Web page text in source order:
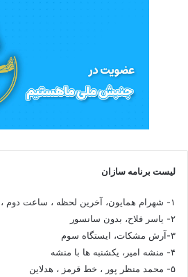
لیست برنامه سازان
۱- شهرام همایون، آخرین لحظه ، ساعت دوم ، شبانه
۲- یاسر فلاح، بدون سانسور
۳-آرش مشکات، ایستگاه سوم
۴- منشه امیر، یکشنبه ها با منشه
۵- محمد منظر پور ، خط قرمز ، هدلاین